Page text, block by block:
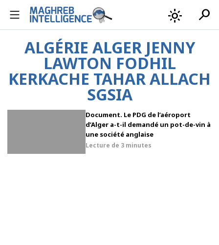
light_mode search
ALGÉRIE ALGER JENNY
LAWTON FODHIL
KERKACHE TAHAR ALLACH
SGSIA
Document. Le PDG de l’aéroport
d’Alger a-t-il demandé un pot-de-vin à
une société anglaise
Lecture de 3 minutes